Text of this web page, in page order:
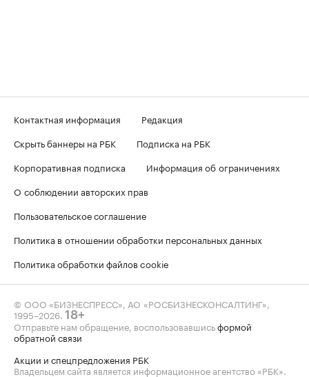
Контактная информация
Редакция
Скрыть баннеры на РБК
Подписка на РБК
Корпоративная подписка
Информация об ограничениях
О соблюдении авторских прав
Пользовательское соглашение
Политика в отношении обработки персональных данных
Политика обработки файлов cookie
© ООО «БИЗНЕСПРЕСС», АО «РОСБИЗНЕСКОНСАЛТИНГ»,
1995–2026 18+
Отправьте нам обращение, воспользовавшисьформой
обратной связи
Акции и спецпредложения РБК
Владельцем сайта является информационное агентство «РБК».